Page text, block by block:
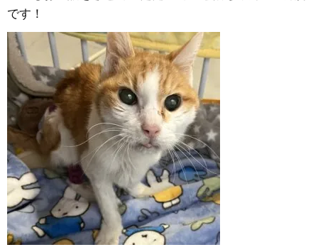
です！